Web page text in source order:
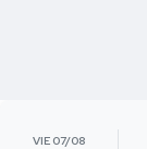
VIE 07/08